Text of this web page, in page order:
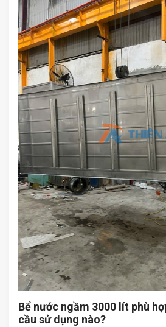
Bể nước ngầm 3000 lít phù
cầu sử dụng nào?